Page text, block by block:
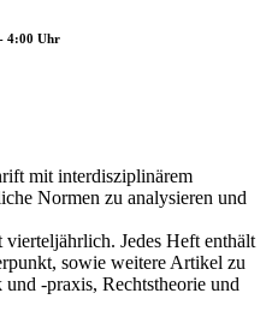
4:00 Uhr
mit interdisziplinärem
Normen zu analysieren und
Jedes Heft enthält
sowie weitere Artikel zu
-praxis, Rechtstheorie und